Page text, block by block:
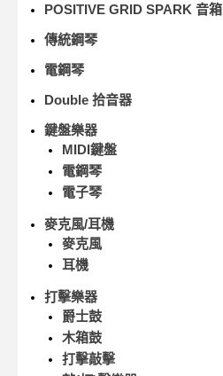
POSITIVE GRID SPARK 音箱
傳統鋼琴
電鋼琴
Double 拾音器
鍵盤樂器
MIDI鍵盤
電鋼琴
電子琴
麥克風/耳機
麥克風
耳機
打擊樂器
爵士鼓
木箱鼓
打擊敲擊